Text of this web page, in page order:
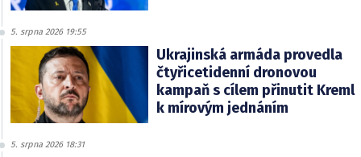
5. srpna 2026 19:55
Ukrajinská armáda provedla
čtyřicetidenní dronovou
kampaň s cílem přinutit Kreml
k mírovým jednáním
5. srpna 2026 18:31